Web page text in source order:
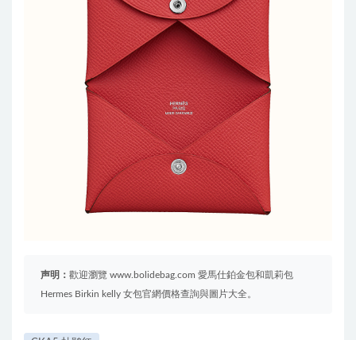
声明： 歡迎瀏覽 www.bolidebag.com 愛馬仕鉑金包和凱莉包
Hermes Birkin kelly 女包官網價格查詢與圖片大全。